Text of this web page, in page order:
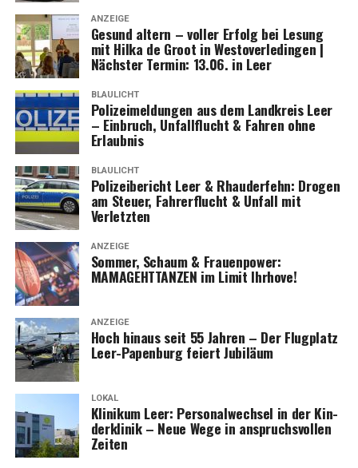
ANZEIGE
Gesund altern – vol­ler Erfolg bei Lesung
mit Hil­ka de Groot in Wes­t­ov­er­le­din­gen |
Nächs­ter Ter­min: 13.06. in Leer
BLAULICHT
Poli­zei­mel­dun­gen aus dem Land­kreis Leer
– Ein­bruch, Unfall­flucht & Fah­ren ohne
Erlaubnis
BLAULICHT
Poli­zei­be­richt Leer & Rhau­der­fehn: Dro­gen
am Steu­er, Fah­rer­flucht & Unfall mit
Verletzten
ANZEIGE
Som­mer, Schaum & Frau­en­power:
MAMAGEHTTANZEN im Limit Ihrhove!
ANZEIGE
Hoch hin­aus seit 55 Jah­ren – Der Flug­platz
Leer-Papen­burg fei­ert Jubiläum
LOKAL
Kli­ni­kum Leer: Per­so­nal­wech­sel in der Kin­
der­kli­nik – Neue Wege in anspruchs­vol­len
Zeiten